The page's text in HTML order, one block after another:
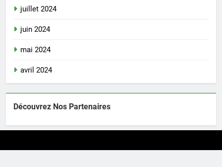
juillet 2024
juin 2024
mai 2024
avril 2024
Découvrez Nos Partenaires